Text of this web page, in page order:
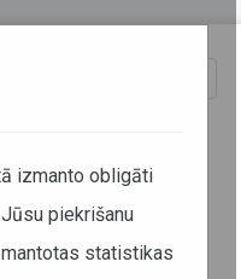
izmanto obligāti
piekrišanu
statistikas